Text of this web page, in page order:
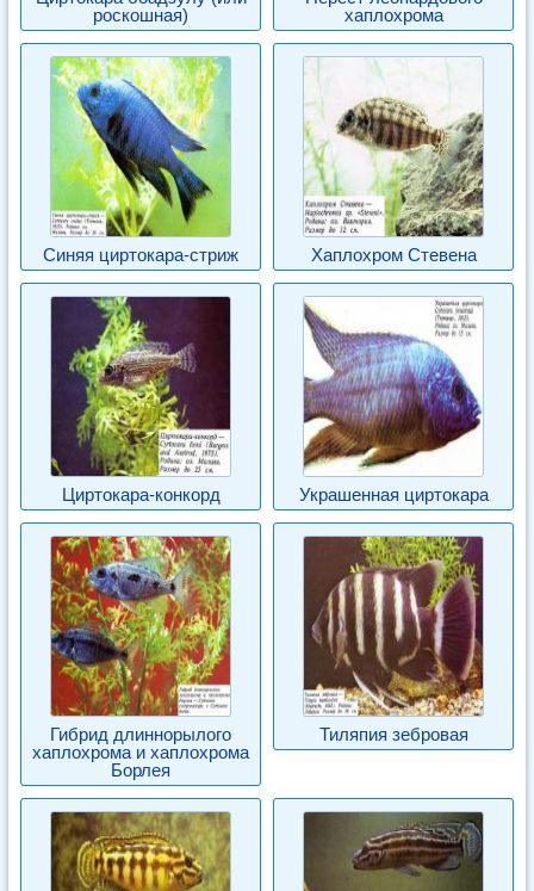
роскошная)
хаплохрома
Синяя циртокара-стриж Хаплохром Стевена
Циртокара-конкорд Украшенная циртокара
Гибрид длиннорылого
хаплохрома и хаплохрома
Борлея
Тиляпия зебровая